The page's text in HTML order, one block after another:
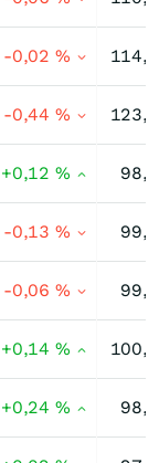
-0,02 %
-0,44 %
+0,12 %
-0,13 %
-0,06 %
+0,14 %
+0,24 %